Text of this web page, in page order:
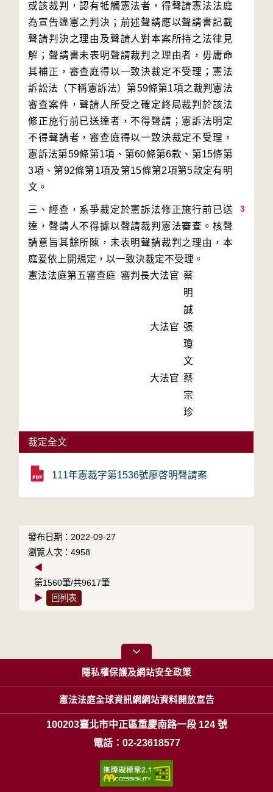
或該裁判，認有牴觸憲法者，得聲請憲法法庭
為宣告違憲之判決；前述聲請應以聲請書記載
聲請判決之理由及聲請人對本案所持之法律見
解；聲請書未表明聲請裁判之理由者，毋庸命
其補正，審查庭得以一致決裁定不受理；憲法
訴訟法（下稱憲訴法）第59條第1項之裁判憲法
審查案件，聲請人所受之確定終局裁判於該法
修正施行前已送達者，不得聲請；憲訴法明定
不得聲請者，審查庭得以一致決裁定不受理，
憲訴法第59條第1項、第60條第6款、第15條第
3項、第92條第1項及第15條第2項第5款定有明
3
三、經查，系爭裁定於憲訴法修正施行前已送
達，聲請人不得據以聲請裁判憲法審查。核聲
請意旨其餘所陳，未表明聲請裁判之理由，本
庭爰依上開規定，以一致決裁定不受理。
憲法法庭第五審查庭 審判長大法官 蔡
明
誠
大法官 張
瓊
文
大法官 蔡
宗
珍
裁定全文
111年憲裁字第1536號廖啓明聲請案
發布日期：2022-09-27
瀏覽人次：4958
◀
第1560筆/共9617筆
▶
回列表
隱私權保護及網站安全政策
憲法法庭全球資訊網網站資料開放宣告
100203臺北市中正區重慶南路一段 124 號
電話：02-23618577